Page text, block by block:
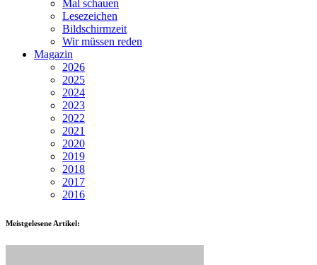
Mal schauen
Lesezeichen
Bildschirmzeit
Wir müssen reden
Magazin
2026
2025
2024
2023
2022
2021
2020
2019
2018
2017
2016
Meistgelesene Artikel: